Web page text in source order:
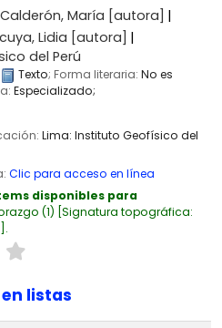
María [autora]
Lidia [autora]
del Perú
Texto; Forma literaria: No es
Especializado;
Lima: Instituto Geofísico del
Clic para acceso en línea
disponibles para
(1) Signatura topográfica:
.
listas